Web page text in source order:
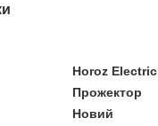
Horoz Electric
Прожектор
Новий